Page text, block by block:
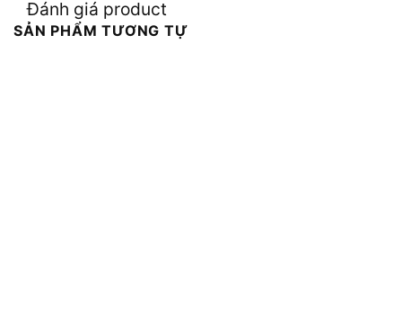
Đánh giá product
SẢN PHẨM TƯƠNG TỰ